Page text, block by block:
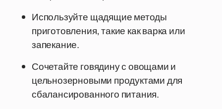
Используйте щадящие методы
приготовления, такие как варка или
запекание.
Сочетайте говядину с овощами и
цельнозерновыми продуктами для
сбалансированного питания.